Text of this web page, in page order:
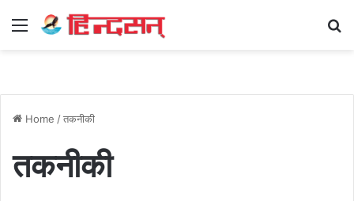
Menu
Home /तकनीकी
तकनीकी